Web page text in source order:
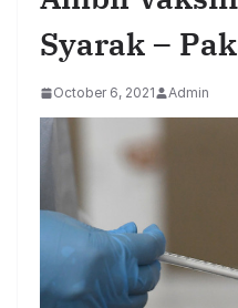
Syarak –
October 6, 2021 Admin